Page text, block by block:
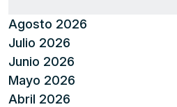
Agosto 2026
Julio 2026
Junio 2026
Mayo 2026
Abril 2026